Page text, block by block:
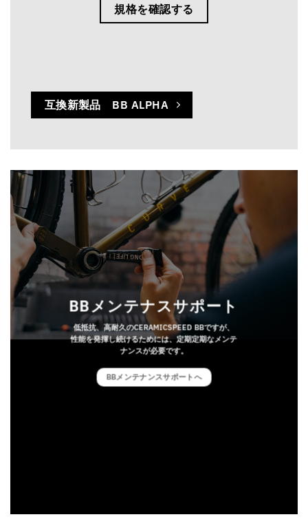
規格を確認する
互換新製品 BB ALPHA
BBメンテナスサポート
低抵抗、高耐久のCERAMICSPEED BBですが、
性能を発揮し続けるためには、定期定期なメンテ
ナンスが必要です。
BBメンテナンスサポートへ